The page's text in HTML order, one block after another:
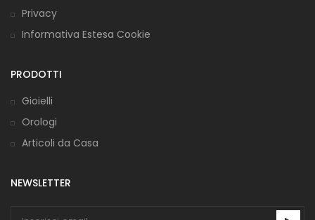
Privacy
Informativa Estesa Cookie
PRODOTTI
Gioielli
Orologi
Articoli da Casa
NEWSLETTER